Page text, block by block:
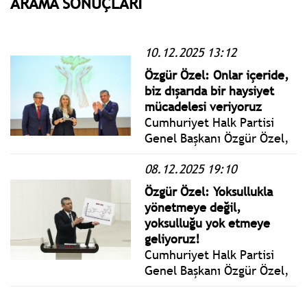
10.12.2025 13:12
Özgür Özel: Onlar içeride,
biz dışarıda bir haysiyet
mücadelesi veriyoruz
Cumhuriyet Halk Partisi
Genel Başkanı Özgür Özel,
Derneği’nin 10 Aralık
Dünya İnsan Hakları Günü
nedeniyle düzenlediği ödül
törenine katıldı.
08.12.2025 19:10
Özgür Özel: Yoksullukla
yönetmeye değil,
yoksulluğu yok etmeye
geliyoruz!
Cumhuriyet Halk Partisi
Genel Başkanı Özgür Özel,